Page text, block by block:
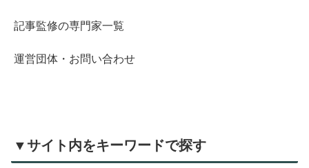
記事監修の専門家一覧
運営団体・お問い合わせ
▼サイト内をキーワードで探す